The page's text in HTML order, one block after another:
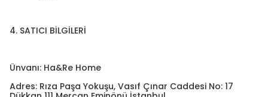
4. SATICI BİLGİLERİ
Ünvanı: Ha&Re Home
Adres: Rıza Paşa Yokuşu, Vasıf Çınar Caddesi No: 17